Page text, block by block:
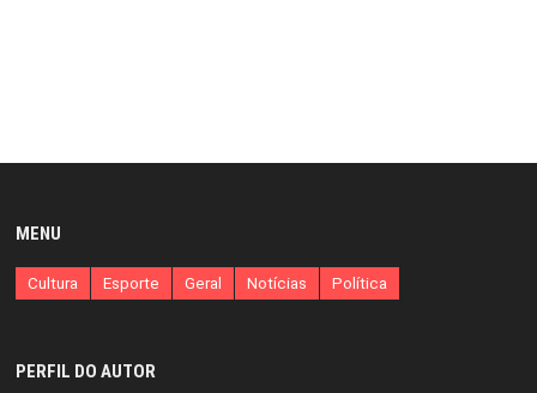
MENU
Cultura Esporte Geral Notícias Política
PERFIL DO AUTOR